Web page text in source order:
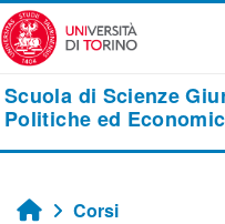
Vai al contenuto principale
Scuola di Scienze
Politiche ed
Home
Corsi